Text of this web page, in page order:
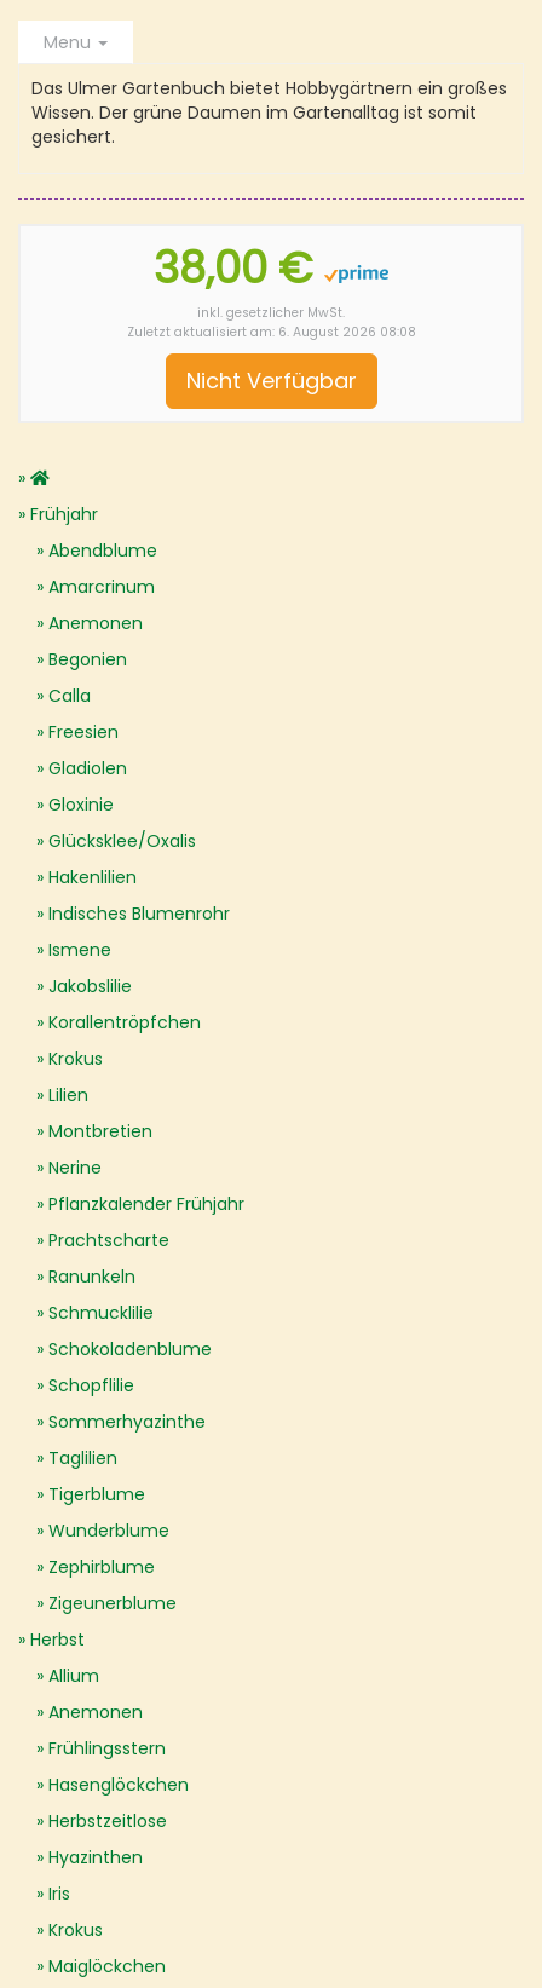
Menu
Das Ulmer Gartenbuch bietet Hobbygärtnern ein großes
Wissen. Der grüne Daumen im Gartenalltag ist somit
gesichert.
38,00 €
inkl. gesetzlicher MwSt.
Zuletzt aktualisiert am: 6. August 2026 08:08
Nicht Verfügbar
Frühjahr
Abendblume
Amarcrinum
Anemonen
Begonien
Calla
Freesien
Gladiolen
Gloxinie
Glücksklee/Oxalis
Hakenlilien
Indisches Blumenrohr
Ismene
Jakobslilie
Korallentröpfchen
Krokus
Lilien
Montbretien
Nerine
Pflanzkalender Frühjahr
Prachtscharte
Ranunkeln
Schmucklilie
Schokoladenblume
Schopflilie
Sommerhyazinthe
Taglilien
Tigerblume
Wunderblume
Zephirblume
Zigeunerblume
Herbst
Allium
Anemonen
Frühlingsstern
Hasenglöckchen
Herbstzeitlose
Hyazinthen
Iris
Krokus
Maiglöckchen